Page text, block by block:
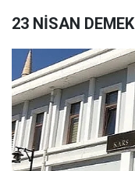
23 NİSAN DEMEK